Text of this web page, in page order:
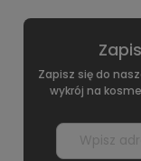
Zapisz się do
wykrój na